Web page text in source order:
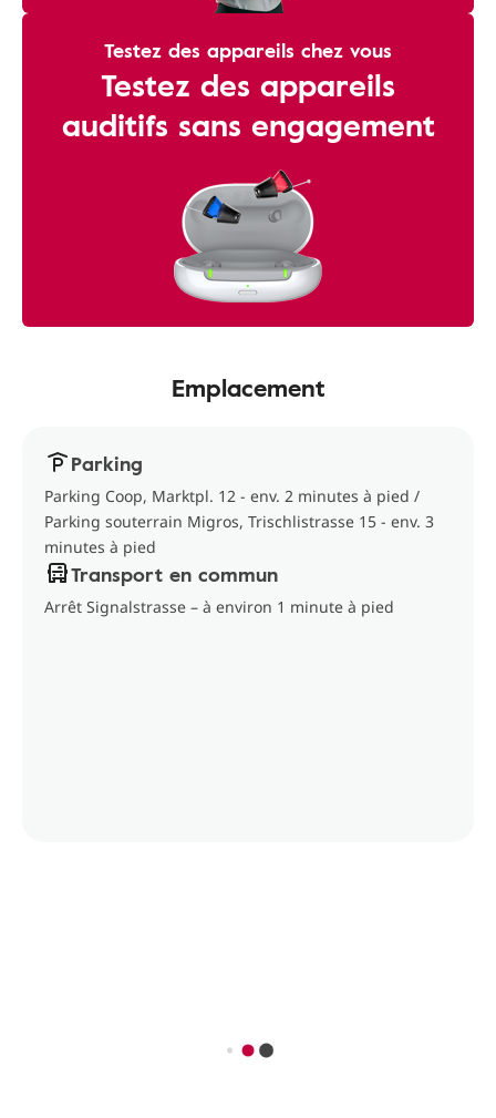
Testez des appareils chez vous
Testez des appareils
auditifs sans engagement
Emplacement
Parking
Parking Coop, Marktpl. 12 - env. 2 minutes à pied /
Parking souterrain Migros, Trischlistrasse 15 - env. 3
minutes à pied
Transport en commun
Arrêt Signalstrasse – à environ 1 minute à pied